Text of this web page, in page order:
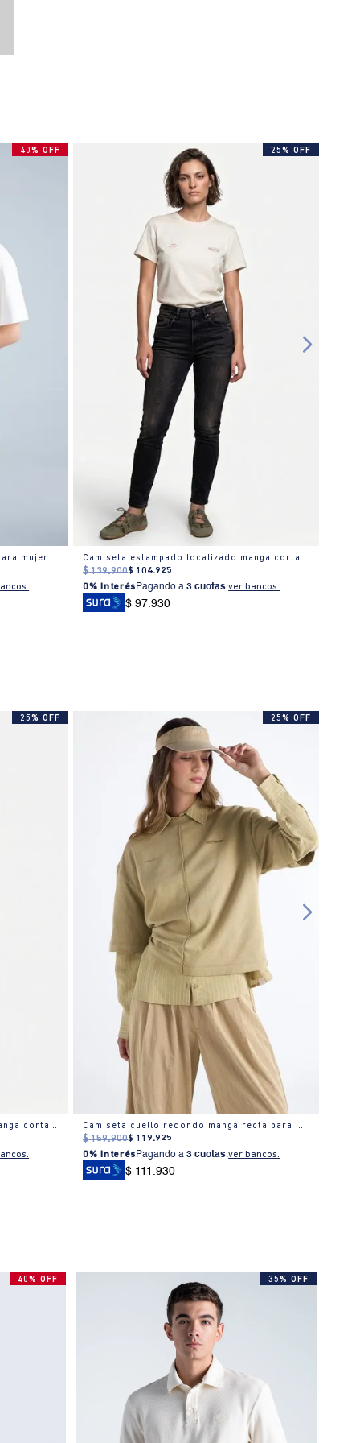
40% OFF
mujer
25% OFF
Camiseta estampado localizado manga corta cuello redondo para mujer
$ 139.900$ 104.925
0% Interés Pagando a3 cuotas.ver bancos.
$ 97.930
25% OFF
Camiseta estampado localizado manga corta cuello redondo para mujer
25% OFF
Camiseta cuello redondo manga recta para mujer
$ 159.900$ 119.925
0% Interés Pagando a3 cuotas.ver bancos.
$ 111.930
40% OFF 35% OFF